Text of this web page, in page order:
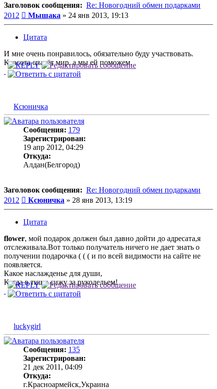
Заголовок сообщения: Re: Новогодний обмен подарками
2012
Сообщение
Мышака » 24 янв 2013, 19:13
Цитата
И мне очень понравилось, обязательно буду участвовать.
Красота спасёт мир, а мы ей поможем.
Ксюничка
Сообщения: 179
Зарегистрирован:
19 апр 2012, 04:29
Откуда:
Алдан(Белгород)
Заголовок сообщения: Re: Новогодний обмен подарками
2012
Сообщение
Ксюничка » 28 янв 2013, 13:19
Цитата
flower, мой подарок должен был давно дойти до адресата,я
отслеживала.Вот только получатель ничего не дает знать о
получении подарочка ( ( ( и по всей видимости на сайте не
появляется.
Какое наслажденье для души,
Когда в тиши сижу за рукодельем!
luckygirl
Сообщения: 135
Зарегистрирован:
21 дек 2011, 04:09
Откуда:
г.Красноармейск,Украина